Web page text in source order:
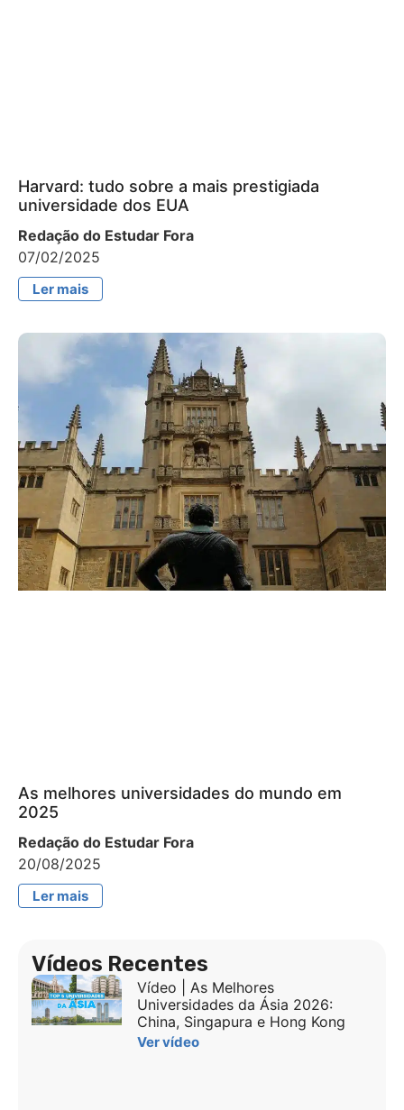
Harvard: tudo sobre a mais prestigiada
universidade dos EUA
Redação do Estudar Fora
07/02/2025
Ler mais
As melhores universidades do mundo em
2025
Redação do Estudar Fora
20/08/2025
Ler mais
Vídeos Recentes
Vídeo | As Melhores
Universidades da Ásia 2026:
China, Singapura e Hong Kong
Ver vídeo